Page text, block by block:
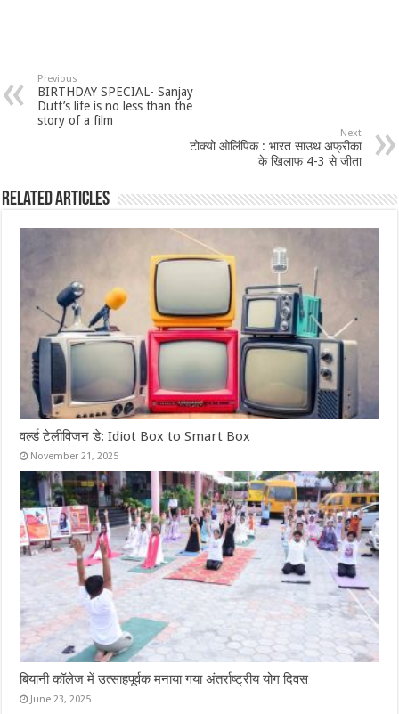
Previous
BIRTHDAY SPECIAL- Sanjay
Dutt’s life is no less than the
story of a film
Next
टोक्यो ओलिंपिक : भारत साउथ अफ्रीका
के खिलाफ 4-3 से जीता
Related Articles
वर्ल्ड टेलीविजन डे: Idiot Box to Smart Box
November 21, 2025
बियानी कॉलेज में उत्साहपूर्वक मनाया गया अंतर्राष्ट्रीय योग दिवस
June 23, 2025